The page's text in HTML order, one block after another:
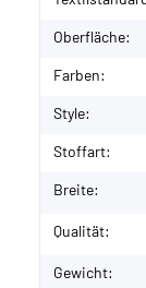
Oberfläche:
Farben:
Style:
Stoffart:
Breite:
Qualität:
Gewicht: